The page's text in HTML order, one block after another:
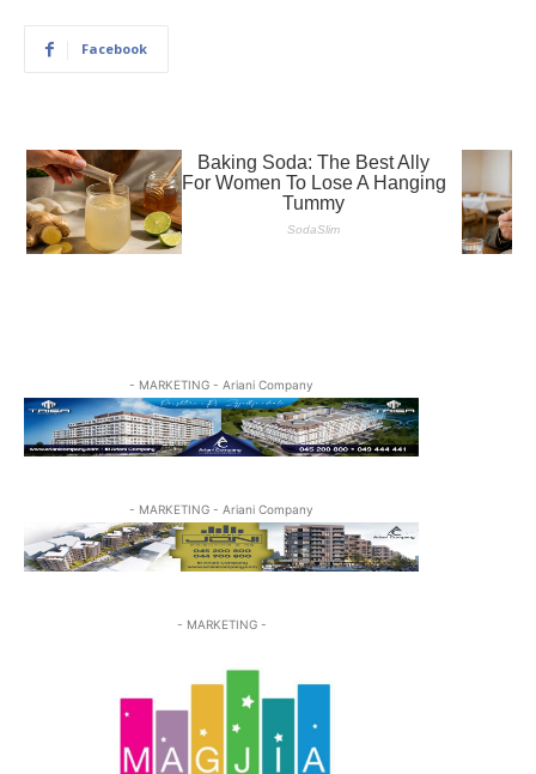
Facebook
- MARKETING - Ariani Company
- MARKETING - Ariani Company
- MARKETING -